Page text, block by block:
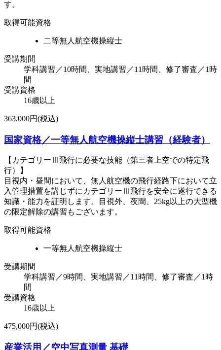
す。
取得可能資格
二等無人航空機操縦士
受講期間
学科講習／10時間、実地講習／11時間、修了審査／1時
間
受講資格
16歳以上
363,000円(税込)
国家資格／一等無人航空機操縦士講習（経験者）
【カテゴリーⅢ飛行に必要な技能（第三者上空での特定飛
行）】
目視内・昼間において、無人航空機の飛行経路下において立
入管理措置を講じずにカテゴリーⅢ飛行を安全に遂行できる
知識・能力を証明します。目視外、夜間、25kg以上の大型機
の限定解除の講習もございます。
取得可能資格
一等無人航空機操縦士
受講期間
学科講習／9時間、実地講習／11時間、修了審査／1時
間
受講資格
16歳以上
475,000円(税込)
産業活用／空中写真測量 基礎